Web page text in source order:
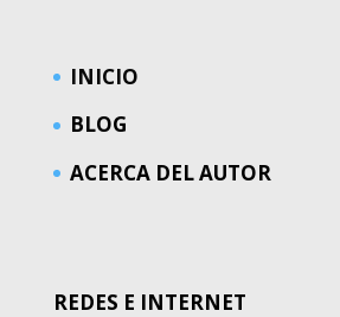
INICIO
BLOG
ACERCA DEL AUTOR
REDES E INTERNET